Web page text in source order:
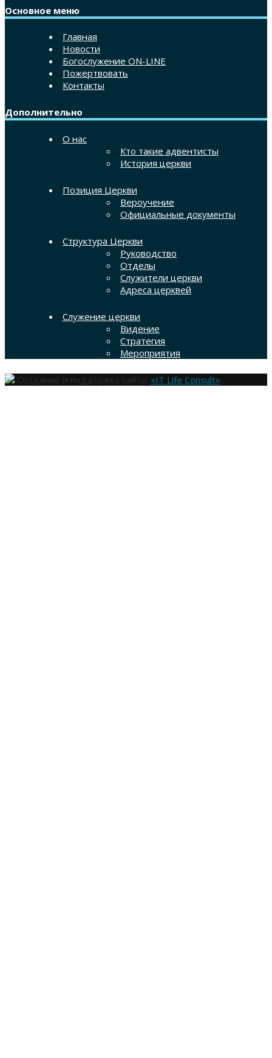
Основное меню
Главная
Новости
Богослужение ON-LINE
Пожертвовать
Контакты
Дополнительно
О нас
Кто такие адвентисты
История церкви
Позиция Церкви
Вероучение
Официальные документы
Структура Церкви
Руководство
Отделы
Служители церкви
Адреса церквей
Служение церкви
Видение
Стратегия
Мероприятия
Создание и поддержка сайта: «IT Life Consult»